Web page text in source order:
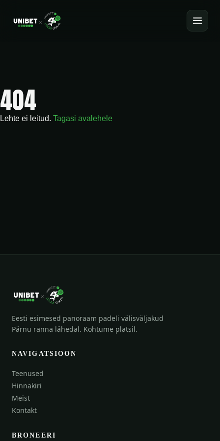
404
Lehte ei leitud. Tagasi avalehele
Eesti esimesed panoraam padeli välisväljakud
Pärnu ranna lähedal. Kohtume platsil.
NAVIGATSIOON
Teenused
Hinnakiri
Meist
Kontakt
BRONEERI